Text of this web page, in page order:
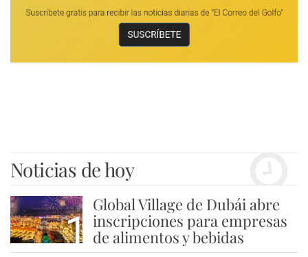
Noticias de hoy
1
Global Village de Dubái abre
inscripciones para empresas
de alimentos y bebidas